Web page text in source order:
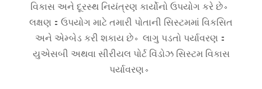
વિકાસ અને દૂરસ્થ નિયંત્રણ કાર્યોનો ઉપયોગ કરે છે。
લક્ષણ：ઉપયોગ માટે તમારી પોતાની સિસ્ટમમાં વિકસિત
અને એમ્બેડ કરી શકાય છે。લાગુ પડતો પર્યાવરણ：
યુએસબી અથવા સીરીયલ પોર્ટ વિંડોઝ સિસ્ટમ વિકાસ
પર્યાવરણ。